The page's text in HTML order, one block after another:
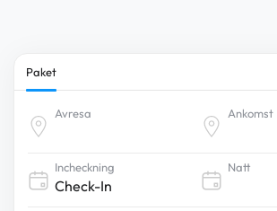
Paket
Avresa Ankomst
Incheckning Natt